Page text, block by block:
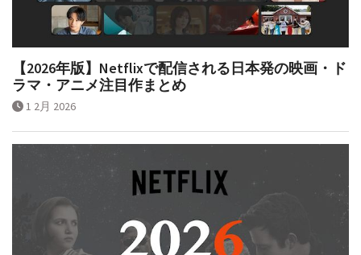
【2026年版】Netflixで配信される日本発の映画・ド
ラマ・アニメ注目作まとめ